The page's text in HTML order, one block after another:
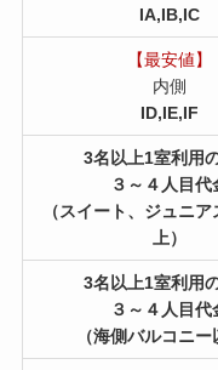
IA,IB,IC
【最安値】
内側
ID,IE,IF
3名以上1室利用
３～４人目代
（スイート、ジュニ
上）
3名以上1室利用
３～４人目代
（海側バルコニー